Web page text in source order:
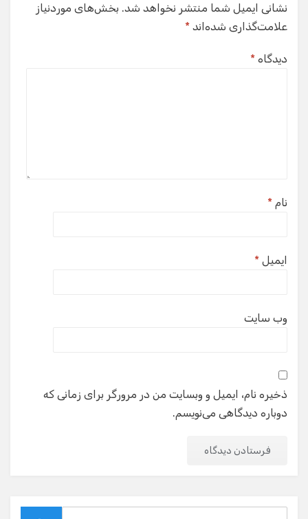
نشانی ایمیل شما منتشر نخواهد شد. بخش‌های موردنیاز
علامت‌گذاری شده‌اند *
دیدگاه *
نام *
ایمیل *
وب‌ سایت
ذخیره نام، ایمیل و وبسایت من در مرورگر برای زمانی که
دوباره دیدگاهی می‌نویسم.